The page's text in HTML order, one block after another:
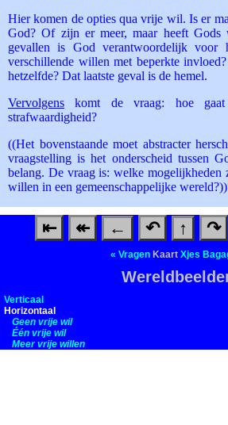
Hier komen de opties qua vrije wil. Is er
God? Of zijn er meer, maar heeft Gods
gevallen is God verantwoordelijk
verschillende willen met beperkte
hetzelfde? Dat laatste geval is de hemel.
Vervolgens komt de vraag: hoe
strafwaardigheid?
((Het bovenstaande moet abstracter
vraagstelling is het onderscheid tussen
belang. De vraag is: welke mogelijkheden
willen in een gemeenschappelijke wereld?))
⇤ ↞ ← ↶ ↑ ↷
« Vragen Kaart Xjes
Verticaal
Horizontaal
Geen vrije wil
Één vrije wil
Meer vrije willen